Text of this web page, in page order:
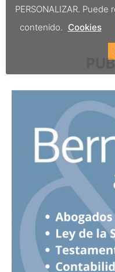
PERSONALIZAR.
contenido. Cookies